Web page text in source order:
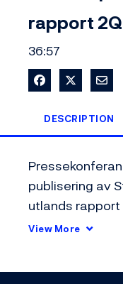
rapport
36:57
Share onShare on X
DESCRIPTION
publisering av
utlands rapport
august 2012
View More